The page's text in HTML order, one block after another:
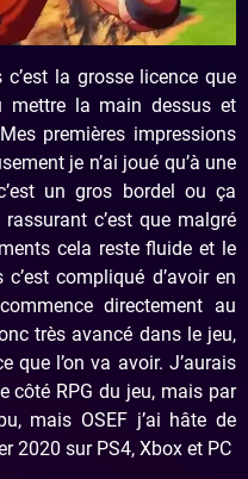
la grosse licence que
mettre la main dessus et
premières impressions
je n’ai joué qu’à une
un gros bordel ou ça
c’est que malgré
cela reste fluide et le
compliqué d’avoir en
directement au
très avancé dans le jeu,
que l’on va avoir. J’aurais
côté RPG du jeu, mais par
mais OSEF j’ai hâte de
2020 sur PS4, Xbox et PC